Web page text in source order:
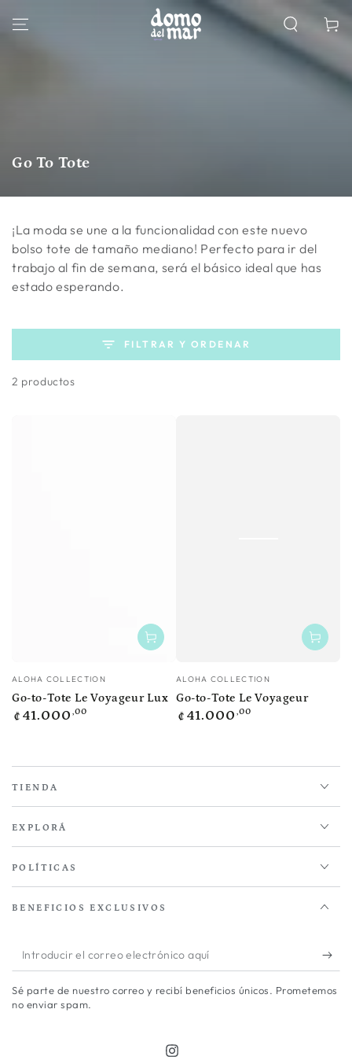
CONTENIDO
Carrito
Colección:
Go To Tote
¡La moda se une a la funcionalidad con este nuevo
bolso tote de tamaño mediano! Perfecto para ir del
trabajo al fin de semana, será el básico ideal que has
estado esperando.
FILTRAR Y ORDENAR
2 productos
Vendedor:
ALOHA COLLECTION
Go-to-Tote Le Voyageur Lux
Precio
₡ 41.000 ,00
Vendedor:
ALOHA COLLECTION
Go-to-Tote Le Voyageur
Precio
₡ 41.000 ,00
TIENDA
EXPLORÁ
POLÍTICAS
BENEFICIOS EXCLUSIVOS
Introducir
el
correo
Sé parte de nuestro correo y recibí beneficios únicos. Prometemos
no enviar spam.